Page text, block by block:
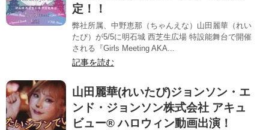
定！！
弊社所属、中野恵那（ちゃんえな）山田麗華（れい
たぴ）が5/5に明石城 西芝生広場 特設能舞台で開催
される『Girls Meeting AKA...
記事を読む
山田麗華(れいたぴ)ジョンソン・エ
ンド・ジョンソン株式会社 アキュ
ビュー® ハロウィン動画出演！